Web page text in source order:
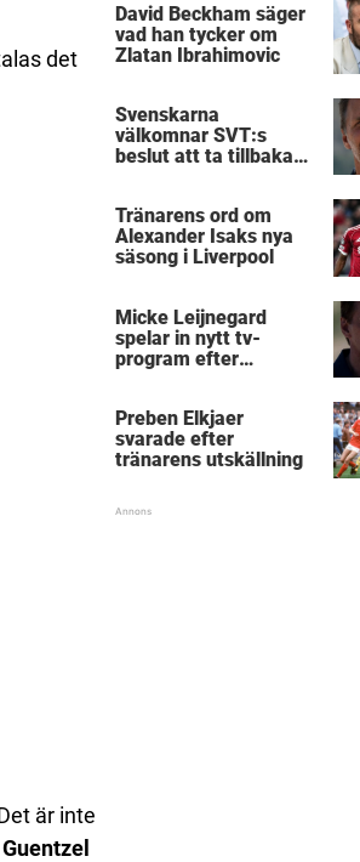
det
är inte
David Beckham säger
vad han tycker om
Zlatan Ibrahimovic
Svenskarna
välkomnar SVT:s
beslut att ta tillbaka
Tränarens ord om
Alexander Isaks nya
säsong i Liverpool
Micke Leijnegard
spelar in nytt tv-
program efter
Preben Elkjaer
svarade efter
tränarens utskällning